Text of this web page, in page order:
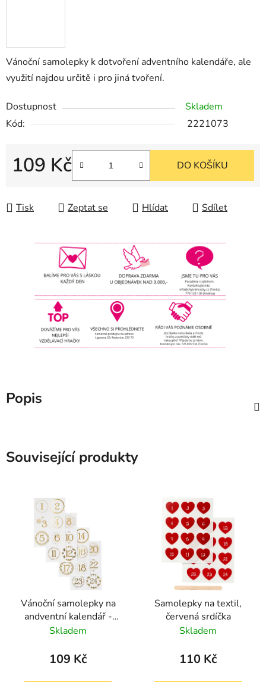
Vánoční samolepky k dotvoření adventního kalendáře, ale
využití najdou určitě i pro jiná tvoření.
Dostupnost
Skladem
Kód:
2221073
109 Kč DO KOŠÍKU
Tisk Zeptat se Hlídat Sdílet
Popis
Související produkty
Vánoční samolepky na
andventní kalendář -
bílá/zlatá, průměr 4 cm
Skladem
109 Kč
Samolepky na textil,
červená srdíčka
Skladem
110 Kč